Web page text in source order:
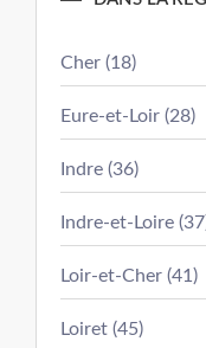
Cher (18)
Eure-et-Loir (28)
Indre (36)
Indre-et-Loire
Loir-et-Cher (41)
Loiret (45)